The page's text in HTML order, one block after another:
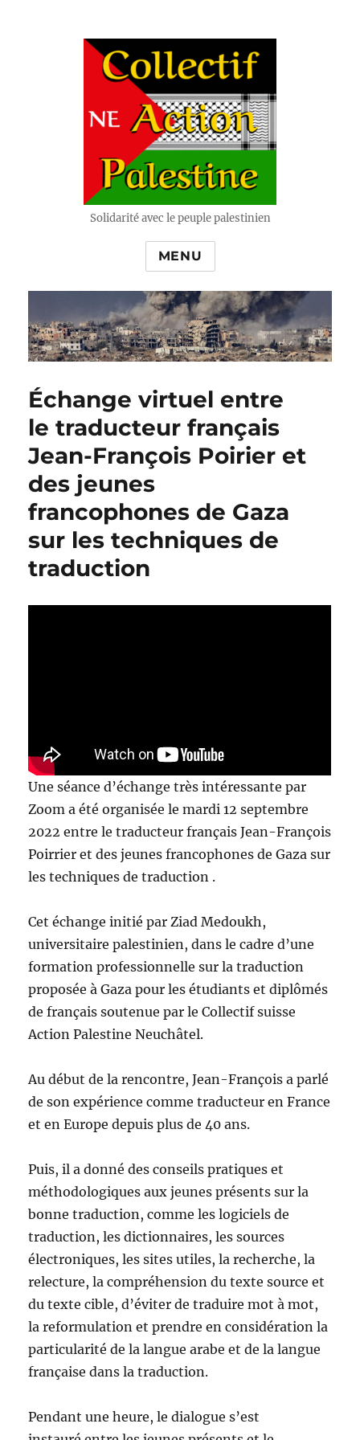
Solidarité avec le peuple palestinien
MENU
Échange virtuel entre
le traducteur français
Jean-François Poirier et
des jeunes
francophones de Gaza
sur les techniques de
traduction
Une séance d’échange très intéressante par
Zoom a été organisée le mardi 12 septembre
2022 entre le traducteur français Jean-François
Poirrier et des jeunes francophones de Gaza sur
les techniques de traduction .
Cet échange initié par Ziad Medoukh,
universitaire palestinien, dans le cadre d’une
formation professionnelle sur la traduction
proposée à Gaza pour les étudiants et diplômés
de français soutenue par le Collectif suisse
Action Palestine Neuchâtel.
Au début de la rencontre, Jean-François a parlé
de son expérience comme traducteur en France
et en Europe depuis plus de 40 ans.
Puis, il a donné des conseils pratiques et
méthodologiques aux jeunes présents sur la
bonne traduction, comme les logiciels de
traduction, les dictionnaires, les sources
électroniques, les sites utiles, la recherche, la
relecture, la compréhension du texte source et
du texte cible, d’éviter de traduire mot à mot,
la reformulation et prendre en considération la
particularité de la langue arabe et de la langue
française dans la traduction.
Pendant une heure, le dialogue s’est